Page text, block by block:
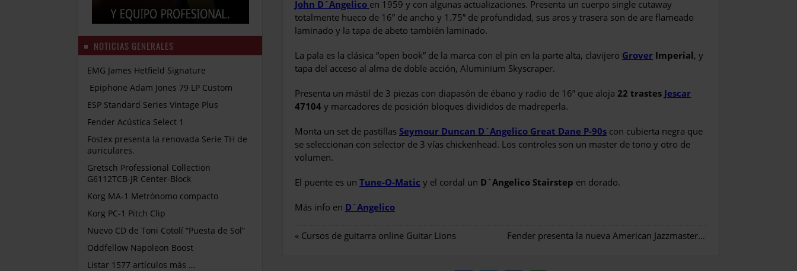
John D´Angelico en 1959 y con algunas actualizaciones. Presenta un cuerpo single cutaway
totalmente hueco de 16” de ancho y 1.75” de profundidad, sus aros y trasera son de are flameado
laminado y la tapa de abeto también laminado.
La pala es la clásica “open book” de la marca con el pin en la parte alta, clavijero Grover Imperial, y
tapa del acceso al alma de doble acción, Aluminium Skyscraper.
Presenta un mástil de 3 piezas con diapasón de ébano y radio de 16” que aloja 22 trastes Jescar
47104 y marcadores de posición bloques divididos de madreperla.
Monta un set de pastillas Seymour Duncan D´Angelico Great Dane P-90s con cubierta negra que
se seleccionan con selector de 3 vías chickenhead. Los controles son un master de tono y otro de
volumen.
El puente es un Tune-O-Matic y el cordal un D´Angelico Stairstep en dorado.
Más info en D´Angelico
« Cursos de guitarra online Guitar Lions Fender presenta la nueva American Jazzmaster Acoustasonic
NOTICIAS GENERALES
EMG James Hetfield Signature
Epiphone Adam Jones 79 LP Custom
ESP Standard Series Vintage Plus
Fender Acústica Select 1
Fostex presenta la renovada Serie TH de
auriculares.
Gretsch Professional Collection
G6112TCB-JR Center-Block
Korg MA-1 Metrónomo compacto
Korg PC-1 Pitch Clip
Nuevo CD de Toni Cotolí “Puesta de Sol”
Oddfellow Napoleon Boost
Listar 1577 artículos más …